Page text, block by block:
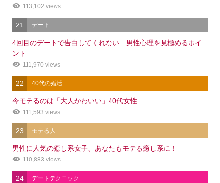
113,102 views
21 デート
4回目のデートで告白してくれない…男性心理を見極めるポイ
ント
111,970 views
22 40代の婚活
今モテるのは「大人かわいい」40代女性
111,593 views
23 モテる人
男性に人気の癒し系女子、あなたもモテる癒し系に！
110,883 views
24 デートテクニック